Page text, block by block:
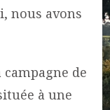
nous avons
campagne de
à une